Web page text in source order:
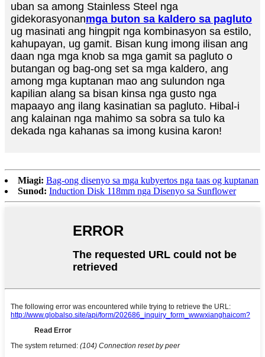
uban sa among Stainless Steel nga
gidekorasyonanmga buton sa kaldero sa pagluto
ug masinati ang hingpit nga kombinasyon sa estilo,
kahupayan, ug gamit. Bisan kung imong ilisan ang
daan nga mga knob sa mga gamit sa pagluto o
butangan og bag-ong set sa mga kaldero, ang
among mga kuptanan mao ang sulundon nga
kapilian alang sa bisan kinsa nga gusto nga
mapaayo ang ilang kasinatian sa pagluto. Hibal-i
ang kalainan nga mahimo sa sobra sa tulo ka
dekada nga kahanas sa imong kusina karon!
Miagi: Bag-ong disenyo sa mga kubyertos nga taas og kuptanan
Sunod: Induction Disk 118mm nga Disenyo sa Sunflower